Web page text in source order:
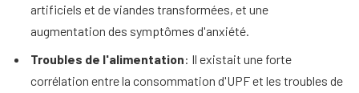
artificiels et de viandes transformées, et une
augmentation des symptômes d'anxiété.
Troubles de l'alimentation: Il existait une forte
corrélation entre la consommation d'UPF et les troubles de